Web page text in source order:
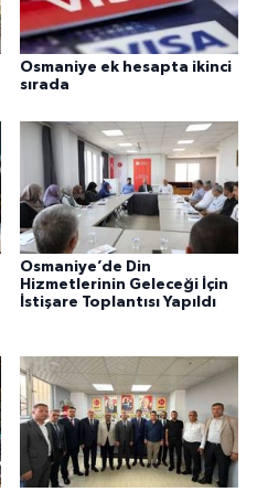
Osmaniye ek hesapta ikinci
sırada
Osmaniye’de Din
Hizmetlerinin Geleceği İçin
İstişare Toplantısı Yapıldı